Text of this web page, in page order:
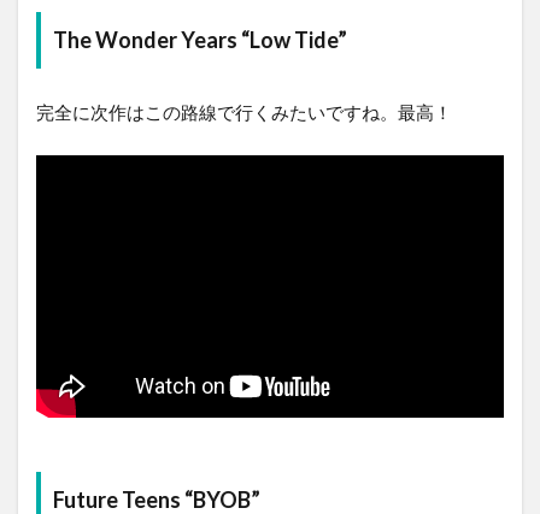
The Wonder Years “Low Tide”
完全に次作はこの路線で行くみたいですね。最高！
Future Teens “BYOB”